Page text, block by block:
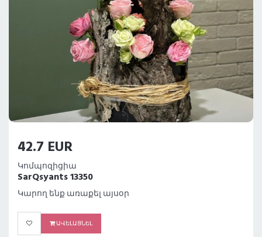
42.7 EUR
Կոմպոզիցիա
SarQsyants 13350
Կարող ենք առաքել այսօր
ԱՎԵԼԱՑՆԵԼ